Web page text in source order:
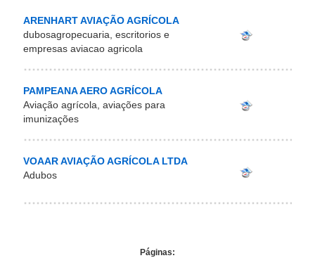
ARENHART AVIAÇÃO AGRÍCOLA
dubosagropecuaria, escritorios e
empresas aviacao agricola
PAMPEANA AERO AGRÍCOLA
Aviação agrícola, aviações para
imunizações
VOAAR AVIAÇÃO AGRÍCOLA LTDA
Adubos
Páginas: